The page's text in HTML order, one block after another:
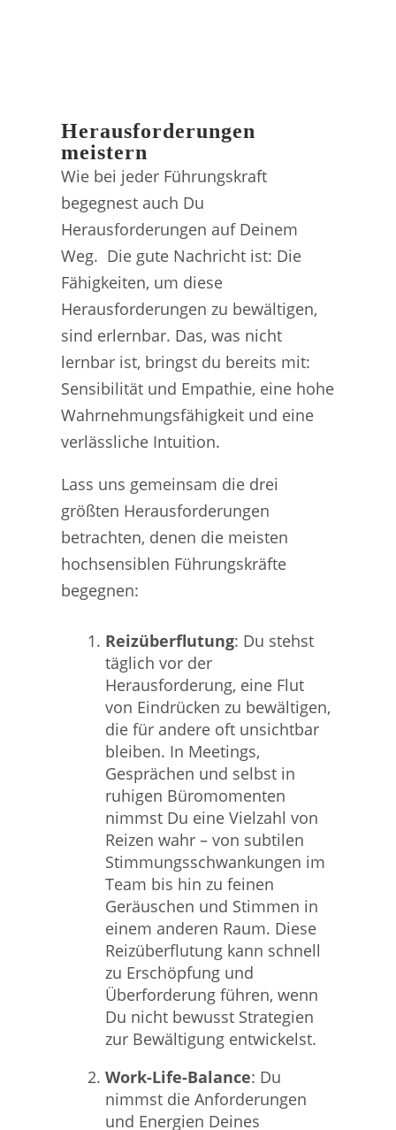
Herausforderungen
meistern
Wie bei jeder Führungskraft
begegnest auch Du
Herausforderungen auf Deinem
Weg. Die gute Nachricht ist: Die
Fähigkeiten, um diese
Herausforderungen zu bewältigen,
sind erlernbar. Das, was nicht
lernbar ist, bringst du bereits mit:
Sensibilität und Empathie, eine hohe
Wahrnehmungsfähigkeit und eine
verlässliche Intuition.
Lass uns gemeinsam die drei
größten Herausforderungen
betrachten, denen die meisten
hochsensiblen Führungskräfte
begegnen:
Reizüberflutung: Du stehst
täglich vor der
Herausforderung, eine Flut
von Eindrücken zu bewältigen,
die für andere oft unsichtbar
bleiben. In Meetings,
Gesprächen und selbst in
ruhigen Büromomenten
nimmst Du eine Vielzahl von
Reizen wahr – von subtilen
Stimmungsschwankungen im
Team bis hin zu feinen
Geräuschen und Stimmen in
einem anderen Raum. Diese
Reizüberflutung kann schnell
zu Erschöpfung und
Überforderung führen, wenn
Du nicht bewusst Strategien
zur Bewältigung entwickelst.
Work-Life-Balance: Du
nimmst die Anforderungen
und Energien Deines